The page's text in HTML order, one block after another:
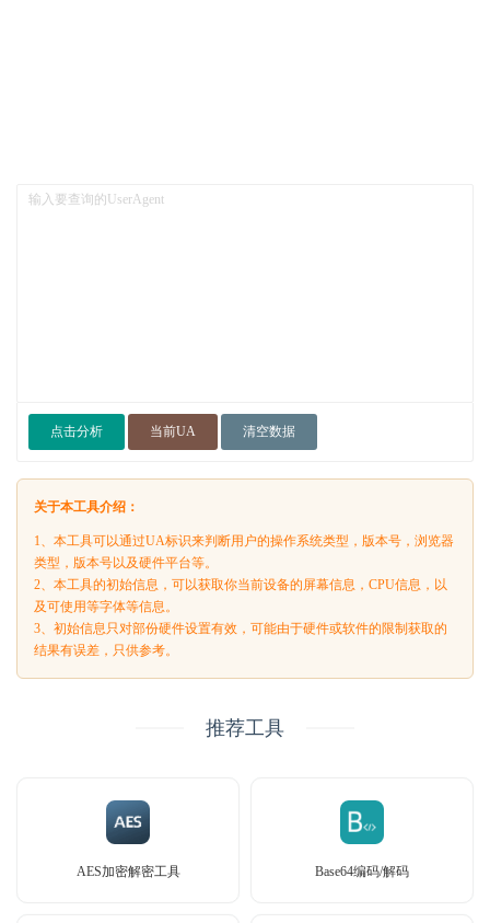
点击分析 当前UA 清空数据
关于本工具介绍：
1、本工具可以通过UA标识来判断用户的操作系统类型，版本号，浏览器
类型，版本号以及硬件平台等。
2、本工具的初始信息，可以获取你当前设备的屏幕信息，CPU信息，以
及可使用等字体等信息。
3、初始信息只对部份硬件设置有效，可能由于硬件或软件的限制获取的
结果有误差，只供参考。
推荐工具
AES加密解密工具 Base64编码/解码